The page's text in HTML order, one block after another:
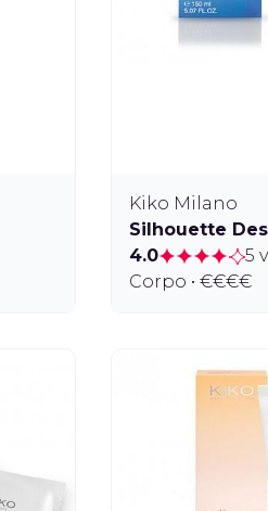
Kiko Milano
Silhouette
4.0
5
Corpo • €€€€